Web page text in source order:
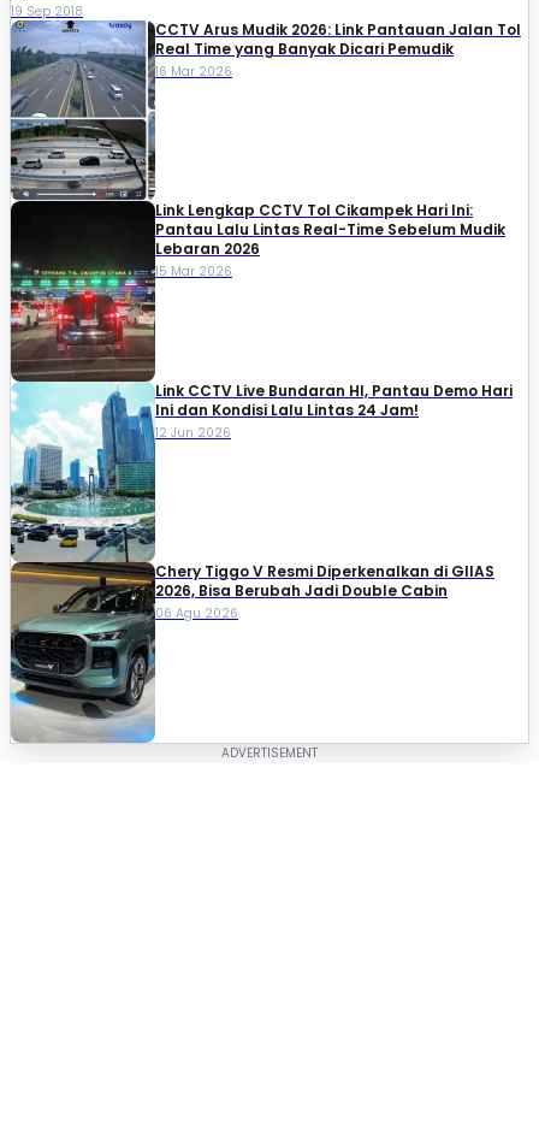
19 Sep 2018
CCTV Arus Mudik 2026: Link Pantauan Jalan Tol
Real Time yang Banyak Dicari Pemudik
16 Mar 2026
Link Lengkap CCTV Tol Cikampek Hari Ini:
Pantau Lalu Lintas Real-Time Sebelum Mudik
Lebaran 2026
15 Mar 2026
Link CCTV Live Bundaran HI, Pantau Demo Hari
Ini dan Kondisi Lalu Lintas 24 Jam!
12 Jun 2026
Chery Tiggo V Resmi Diperkenalkan di GIIAS
2026, Bisa Berubah Jadi Double Cabin
06 Agu 2026